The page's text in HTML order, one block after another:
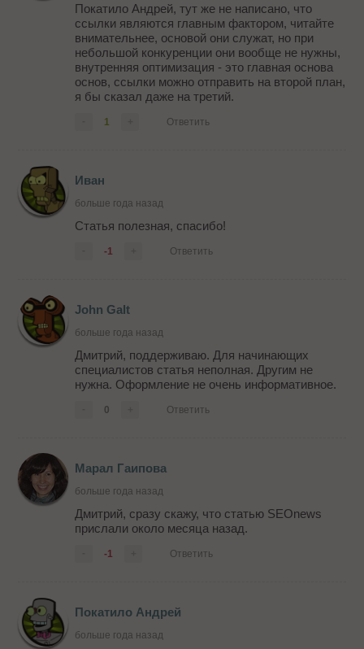
Покатило Андрей, тут же не написано, что
ссылки являются главным фактором, читайте
внимательнее, основой они служат, но при
небольшой конкуренции они вообще не нужны,
внутренняя оптимизация - это главная основа
основ, ссылки можно отправить на второй план,
я бы сказал даже на третий.
1 Ответить
Иван
больше года назад
Статья полезная, спасибо!
-1 Ответить
John Galt
больше года назад
Дмитрий, поддерживаю. Для начинающих
специалистов статья неполная. Другим не
нужна. Оформление не очень информативное.
0 Ответить
Марал Гаипова
больше года назад
Дмитрий, сразу скажу, что статью SEOnews
прислали около месяца назад.
-1 Ответить
Покатило Андрей
больше года назад